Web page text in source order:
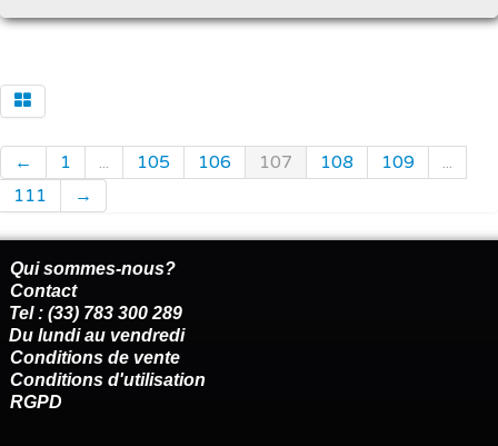
← 1 ... 105 106 107 108 109
...
111
→
Qui sommes-nous?
Contact
Tel : (33) 783 300 289
Du lundi au vendredi
Conditions de vente
Conditions d'utilisation
RGPD